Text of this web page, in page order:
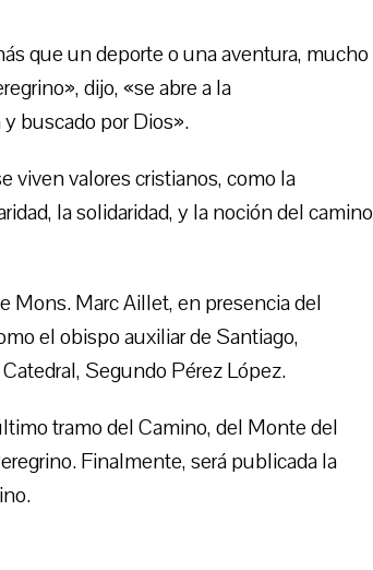
que un deporte o una aventura, mucho
dijo, «se abre a la
buscado por Dios».
viven valores cristianos, como la
la solidaridad, y la noción del camino
Mons. Marc Aillet, en presencia del
el obispo auxiliar de Santiago,
Segundo Pérez López.
tramo del Camino, del Monte del
Finalmente, será publicada la